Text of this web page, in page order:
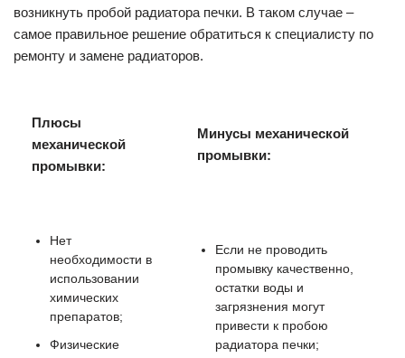
возникнуть пробой радиатора печки. В таком случае –
самое правильное решение обратиться к специалисту по
ремонту и замене радиаторов.
Плюсы
механической
промывки:
Минусы механической
промывки:
Нет
необходимости в
использовании
химических
препаратов;
Физические
Если не проводить
промывку качественно,
остатки воды и
загрязнения могут
привести к пробою
радиатора печки;